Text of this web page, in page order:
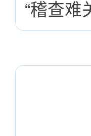
“稽查难